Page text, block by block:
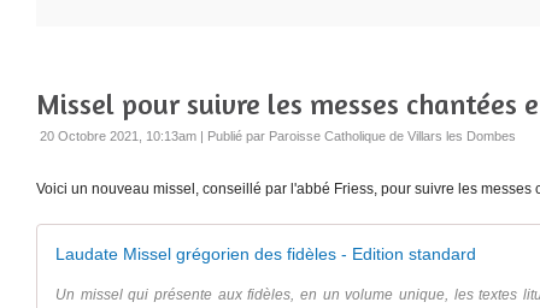
Missel pour suivre les messes chantées
20 Octobre 2021, 10:13am | Publié par Paroisse Catholique de Villars les Dombes
Voici un nouveau missel, conseillé par l'abbé Friess, pour suivre les messes
Laudate Missel grégorien des fidèles - Edition standard
Un missel qui présente aux fidèles, en un volume unique, les textes